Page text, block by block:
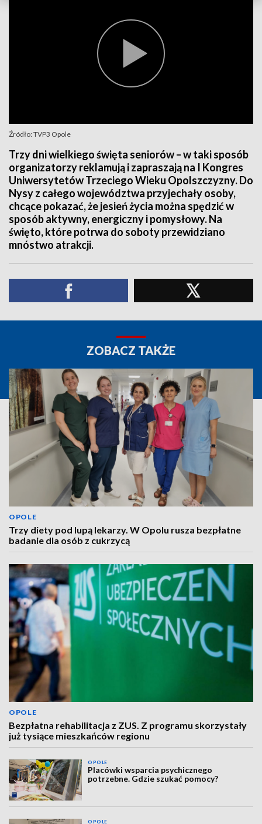
Źródło: TVP3 Opole
Trzy dni wielkiego święta seniorów – w taki sposób
organizatorzy reklamują i zapraszają na I Kongres
Uniwersytetów Trzeciego Wieku Opolszczyzny. Do
Nysy z całego województwa przyjechały osoby,
chcące pokazać, że jesień życia można spędzić w
sposób aktywny, energiczny i pomysłowy. Na
święto, które potrwa do soboty przewidziano
mnóstwo atrakcji.
ZOBACZ TAKŻE
OPOLE
Trzy diety pod lupą lekarzy. W Opolu rusza bezpłatne
badanie dla osób z cukrzycą
OPOLE
Bezpłatna rehabilitacja z ZUS. Z programu skorzystały
już tysiące mieszkańców regionu
OPOLE
Placówki wsparcia psychicznego
potrzebne. Gdzie szukać pomocy?
OPOLE